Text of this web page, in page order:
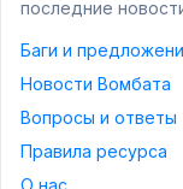
последние
Баги и
Новости Вомбата
Вопросы и ответы
Правила ресурса
О нас